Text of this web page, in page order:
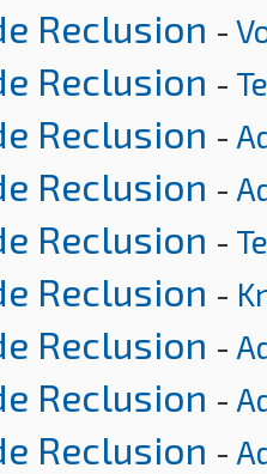
Reclusion -
Reclusion -
Reclusion -
Reclusion -
Reclusion -
Reclusion -
Reclusion -
Reclusion -
Reclusion -